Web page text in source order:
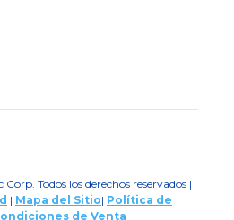
Todos los derechos reservados |
| Mapa del Sitio| Política de
de Venta